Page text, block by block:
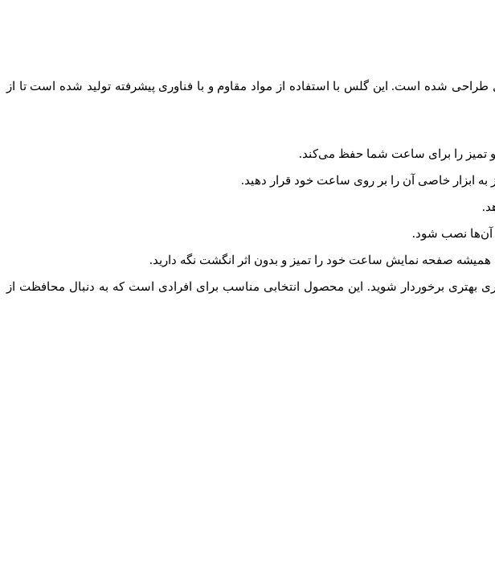
شده است. این گلس با استفاده از مواد مقاوم و با فناوری پیشرفته تولید شده است تا از
را برای ساعت شما حفظ می‌کند.
ابزار خاصی آن را بر روی ساعت خود قرار دهید.
آن‌ها نصب شود.
صفحه نمایش ساعت خود را تمیز و بدون اثر انگشت نگه دارید.
بهتری برخوردار شوید. این محصول انتخابی مناسب برای افرادی است که به دنبال محافظت از